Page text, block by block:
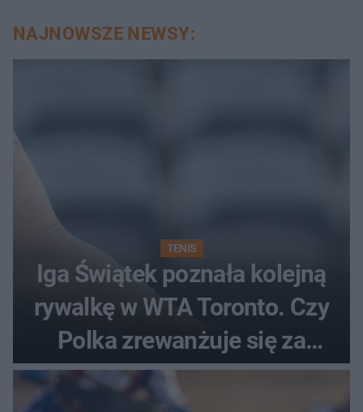
NAJNOWSZE NEWSY:
TENIS
Iga Świątek poznała kolejną
rywalkę w WTA Toronto. Czy
Polka zrewanżuje się za
ostatnią porażkę?